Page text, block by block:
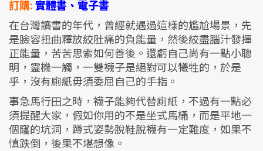
訂購:實體書、電子書
在台灣讀書的年代，曾經就遇過這樣的尷尬場景，先
是臉容扭曲釋放絞肚痛的負能量，然後絞盡腦汁發揮
正能量，苦苦思索如何善後。還虧自己尚有一點小聰
明，靈機一觸，一雙襪子是絕對可以犧牲的，於是
乎，沒有廁紙毋須委屈自己的手指。
事急馬行田之時，襪子能夠代替廁紙，不過有一點必
須提醒大家，假如你用的不是坐式馬桶，而是平地一
個窿的坑洞，蹲式姿勢脫鞋脫襪有一定難度，如果不
慎跌倒，後果不堪想像。